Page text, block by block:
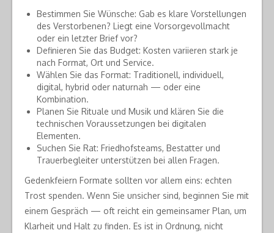
Bestimmen Sie Wünsche: Gab es klare Vorstellungen
des Verstorbenen? Liegt eine Vorsorgevollmacht
oder ein letzter Brief vor?
Definieren Sie das Budget: Kosten variieren stark je
nach Format, Ort und Service.
Wählen Sie das Format: Traditionell, individuell,
digital, hybrid oder naturnah — oder eine
Kombination.
Planen Sie Rituale und Musik und klären Sie die
technischen Voraussetzungen bei digitalen
Elementen.
Suchen Sie Rat: Friedhofsteams, Bestatter und
Trauerbegleiter unterstützen bei allen Fragen.
Gedenkfeiern Formate sollten vor allem eins: echten
Trost spenden. Wenn Sie unsicher sind, beginnen Sie mit
einem Gespräch — oft reicht ein gemeinsamer Plan, um
Klarheit und Halt zu finden. Es ist in Ordnung, nicht